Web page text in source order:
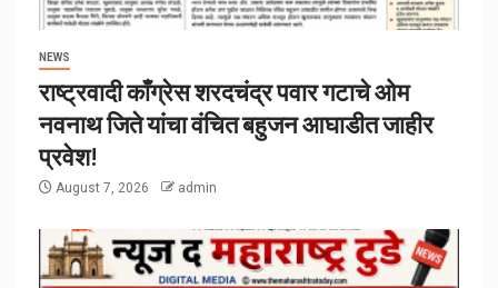
NEWS
राष्ट्रवादी काँग्रेस शरदचंद्र पवार गटाचे ओम
नवनाथ जिते यांचा वंचित बहुजन आघाडीत जाहीर
प्रवेश!
August 7, 2026 admin